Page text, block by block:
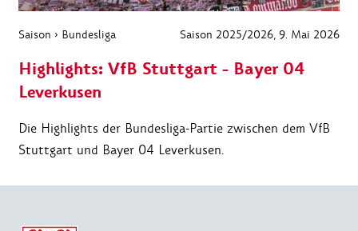
Saison › Bundesliga Saison 2025/2026, 9. Mai 2026
Highlights: VfB Stuttgart - Bayer 04
Leverkusen
Die Highlights der Bundesliga-Partie zwischen dem VfB
Stuttgart und Bayer 04 Leverkusen.